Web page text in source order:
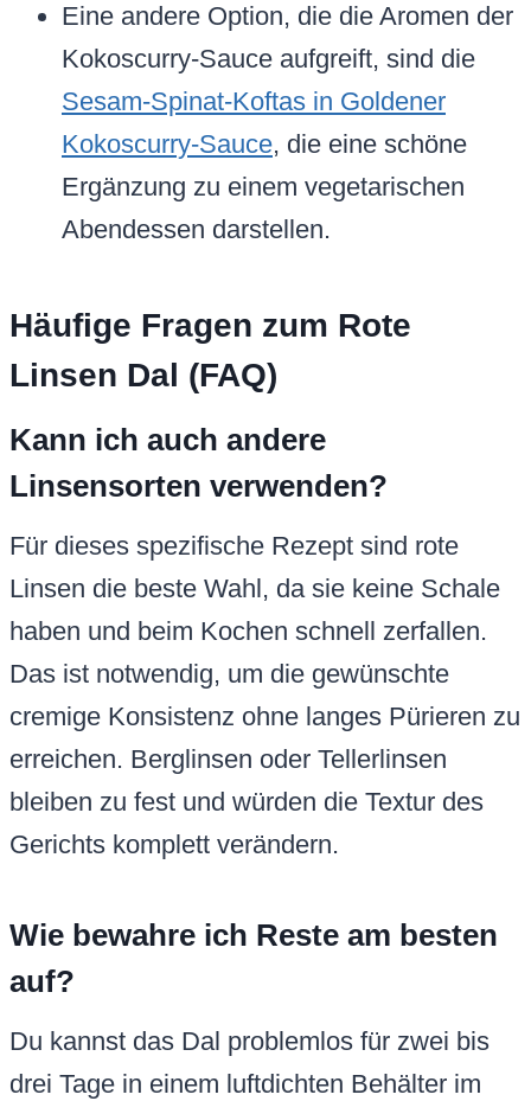
Eine andere Option, die die Aromen der
Kokoscurry-Sauce aufgreift, sind die
Sesam-Spinat-Koftas in Goldener
Kokoscurry-Sauce, die eine schöne
Ergänzung zu einem vegetarischen
Abendessen darstellen.
Häufige Fragen zum Rote
Linsen Dal (FAQ)
Kann ich auch andere
Linsensorten verwenden?
Für dieses spezifische Rezept sind rote
Linsen die beste Wahl, da sie keine Schale
haben und beim Kochen schnell zerfallen.
Das ist notwendig, um die gewünschte
cremige Konsistenz ohne langes Pürieren zu
erreichen. Berglinsen oder Tellerlinsen
bleiben zu fest und würden die Textur des
Gerichts komplett verändern.
Wie bewahre ich Reste am besten
auf?
Du kannst das Dal problemlos für zwei bis
drei Tage in einem luftdichten Behälter im